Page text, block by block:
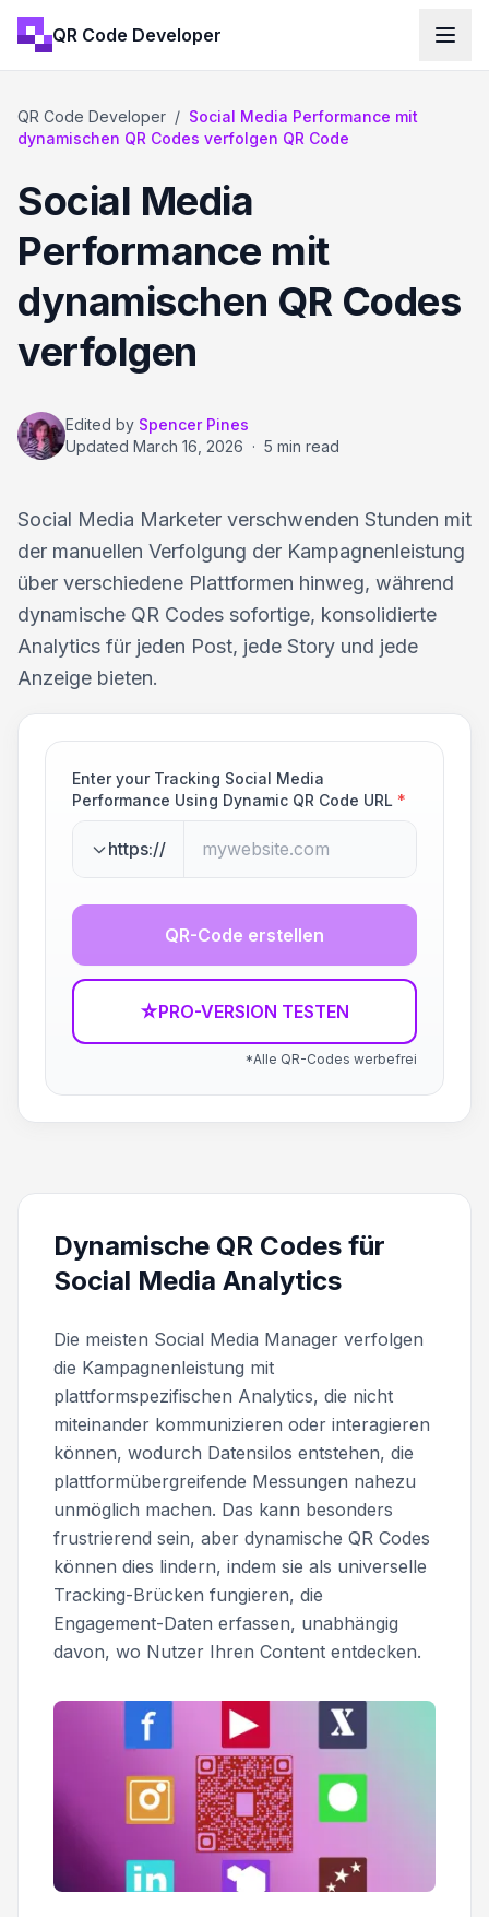
QR Code Developer
QR Code Developer / Social Media Performance mit
dynamischen QR Codes verfolgen QR Code
Social Media
Performance mit
dynamischen QR Codes
verfolgen
Edited by Spencer Pines
Updated March 16, 2026 · 5 min read
Social Media Marketer verschwenden Stunden mit
der manuellen Verfolgung der Kampagnenleistung
über verschiedene Plattformen hinweg, während
dynamische QR Codes sofortige, konsolidierte
Analytics für jeden Post, jede Story und jede
Anzeige bieten.
Enter your Tracking Social Media
Performance Using Dynamic QR Code URL *
https://
QR-Code erstellen
☆PRO-VERSION TESTEN
*Alle QR-Codes werbefrei
Dynamische QR Codes für
Social Media Analytics
Die meisten Social Media Manager verfolgen
die Kampagnenleistung mit
plattformspezifischen Analytics, die nicht
miteinander kommunizieren oder interagieren
können, wodurch Datensilos entstehen, die
plattformübergreifende Messungen nahezu
unmöglich machen. Das kann besonders
frustrierend sein, aber dynamische QR Codes
können dies lindern, indem sie als universelle
Tracking-Brücken fungieren, die
Engagement-Daten erfassen, unabhängig
davon, wo Nutzer Ihren Content entdecken.